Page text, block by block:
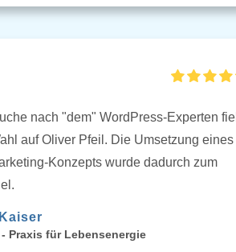
nach "dem" WordPress-Experten fiel
auf Oliver Pfeil. Die Umsetzung eines
Konzepts wurde dadurch zum
Praxis für Lebensenergie